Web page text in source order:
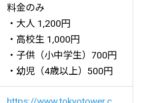
料金のみ
・大人 1,200円
・高校生 1,000円
・子供（小中学生）700円
・幼児（4歳以上）500円